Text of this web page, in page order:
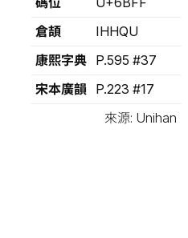
倉頡
IHHQU
康熙字典
P.595 #37
宋本廣韻
P.223 #17
來源: Unihan